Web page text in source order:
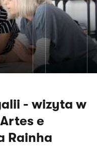
- wizyta w
e
Rainha